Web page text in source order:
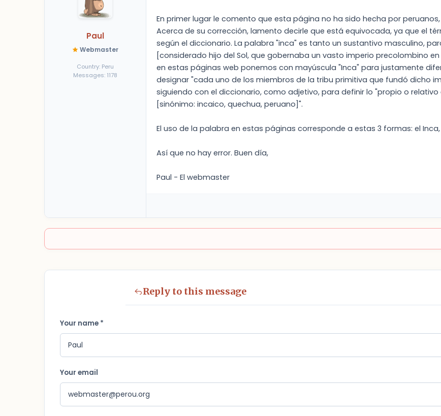
Paul
Webmaster
Country: Peru
Messages: 1178
En primer lugar le comento que esta página no ha sido hecha por
Acerca de su corrección, lamento decirle que está equivocada, ya que el
según el diccionario. La palabra "inca" es tanto un sustantivo masculino,
[considerado hijo del Sol, que gobernaba un vasto imperio precolombino
en estas páginas web ponemos con mayúscula "Inca" para justamente
designar "cada uno de los miembros de la tribu primitiva que fundó dicho
siguiendo con el diccionario, como adjetivo, para definir lo "propio o
[sinónimo: incaico, quechua, peruano]".
El uso de la palabra en estas páginas corresponde a estas 3 formas: el
Así que no hay error. Buen día,
Paul - El webmaster
Reply to this message
Your name *
Your email